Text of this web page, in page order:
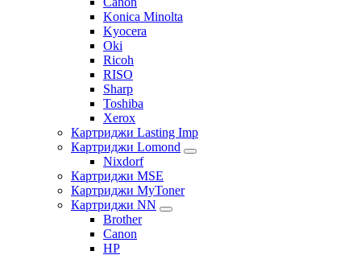
Konica Minolta
Kyocera
Oki
Ricoh
RISO
Sharp
Toshiba
Xerox
Картриджи Lasting Imp
Картриджи Lomond
Nixdorf
Картриджи MSE
Картриджи MyToner
Картриджи NN
Brother
Canon
HP